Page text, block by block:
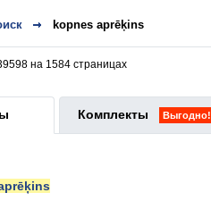
kopnes aprēķins
на 1584 страницах
Комплекты Выгодно!